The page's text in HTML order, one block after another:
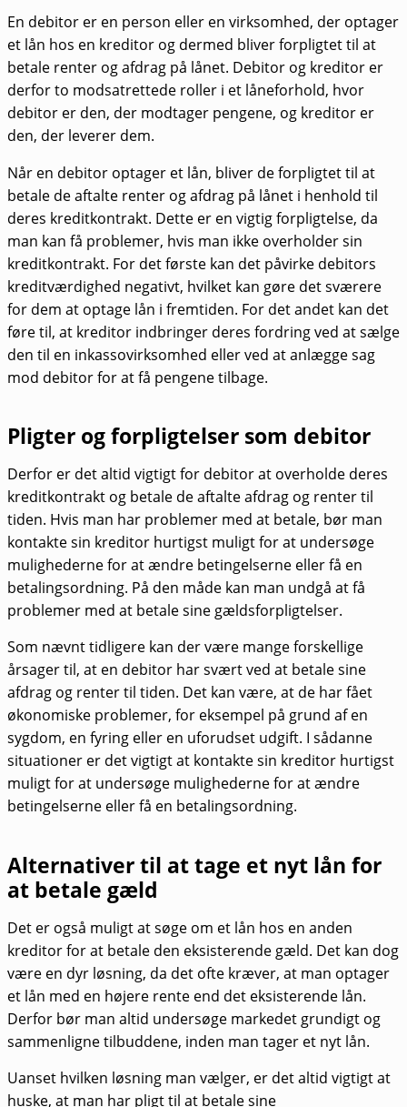
En debitor er en person eller en virksomhed, der optager
et lån hos en kreditor og dermed bliver forpligtet til at
betale renter og afdrag på lånet. Debitor og kreditor er
derfor to modsatrettede roller i et låneforhold, hvor
debitor er den, der modtager pengene, og kreditor er
den, der leverer dem.
Når en debitor optager et lån, bliver de forpligtet til at
betale de aftalte renter og afdrag på lånet i henhold til
deres kreditkontrakt. Dette er en vigtig forpligtelse, da
man kan få problemer, hvis man ikke overholder sin
kreditkontrakt. For det første kan det påvirke debitors
kreditværdighed negativt, hvilket kan gøre det sværere
for dem at optage lån i fremtiden. For det andet kan det
føre til, at kreditor indbringer deres fordring ved at sælge
den til en inkassovirksomhed eller ved at anlægge sag
mod debitor for at få pengene tilbage.
Pligter og forpligtelser som debitor
Derfor er det altid vigtigt for debitor at overholde deres
kreditkontrakt og betale de aftalte afdrag og renter til
tiden. Hvis man har problemer med at betale, bør man
kontakte sin kreditor hurtigst muligt for at undersøge
mulighederne for at ændre betingelserne eller få en
betalingsordning. På den måde kan man undgå at få
problemer med at betale sine gældsforpligtelser.
Som nævnt tidligere kan der være mange forskellige
årsager til, at en debitor har svært ved at betale sine
afdrag og renter til tiden. Det kan være, at de har fået
økonomiske problemer, for eksempel på grund af en
sygdom, en fyring eller en uforudset udgift. I sådanne
situationer er det vigtigt at kontakte sin kreditor hurtigst
muligt for at undersøge mulighederne for at ændre
betingelserne eller få en betalingsordning.
Alternativer til at tage et nyt lån for
at betale gæld
Det er også muligt at søge om et lån hos en anden
kreditor for at betale den eksisterende gæld. Det kan dog
være en dyr løsning, da det ofte kræver, at man optager
et lån med en højere rente end det eksisterende lån.
Derfor bør man altid undersøge markedet grundigt og
sammenligne tilbuddene, inden man tager et nyt lån.
Uanset hvilken løsning man vælger, er det altid vigtigt at
huske, at man har pligt til at betale sine